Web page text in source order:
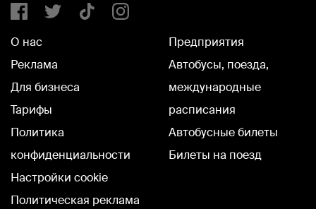
О нас
Реклама
Для бизнеса
Тарифы
Политика
конфиденциальности
Настройки cookie
Политическая реклама
Предприятия
Автобусы, поезда,
международные
расписания
Автобусные билеты
Билеты на поезд